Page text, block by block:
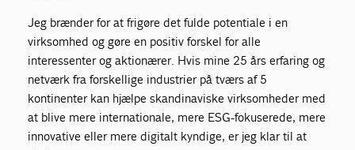
Jeg brænder for at frigøre det fulde potentiale i en
virksomhed og gøre en positiv forskel for alle
interessenter og aktionærer. Hvis mine 25 års erfaring og
netværk fra forskellige industrier på tværs af 5
kontinenter kan hjælpe skandinaviske virksomheder med
at blive mere internationale, mere ESG-fokuserede, mere
innovative eller mere digitalt kyndige, er jeg klar til at